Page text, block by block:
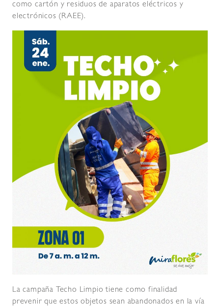
como cartón y residuos de aparatos eléctricos y
electrónicos (RAEE).
La campaña Techo Limpio tiene como finalidad
prevenir que estos objetos sean abandonados en la vía